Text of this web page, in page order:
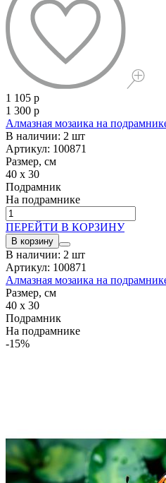
1 105 р
1 300 р
Алмазная мозаика на
В наличии: 2 шт
Артикул: 100871
Размер, см
40 x 30
Подрамник
На подрамнике
ПЕРЕЙТИ В КОРЗИНУ
В корзину
В наличии: 2 шт
Артикул: 100871
Алмазная мозаика на
Размер, см
40 x 30
Подрамник
На подрамнике
-15%